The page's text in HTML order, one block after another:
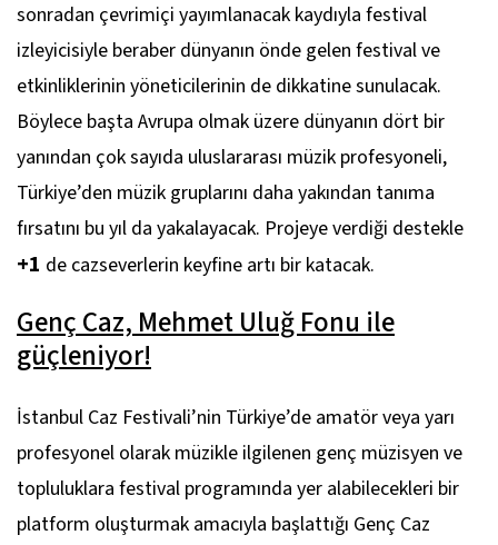
sonradan çevrimiçi yayımlanacak kaydıyla festival
izleyicisiyle beraber dünyanın önde gelen festival ve
etkinliklerinin yöneticilerinin de dikkatine sunulacak.
Böylece başta Avrupa olmak üzere dünyanın dört bir
yanından çok sayıda uluslararası müzik profesyoneli,
Türkiye’den müzik gruplarını daha yakından tanıma
fırsatını bu yıl da yakalayacak. Projeye verdiği destekle
+1 de cazseverlerin keyfine artı bir katacak.
Genç Caz, Mehmet Uluğ Fonu ile
güçleniyor!
İstanbul Caz Festivali’nin Türkiye’de amatör veya yarı
profesyonel olarak müzikle ilgilenen genç müzisyen ve
topluluklara festival programında yer alabilecekleri bir
platform oluşturmak amacıyla başlattığı Genç Caz